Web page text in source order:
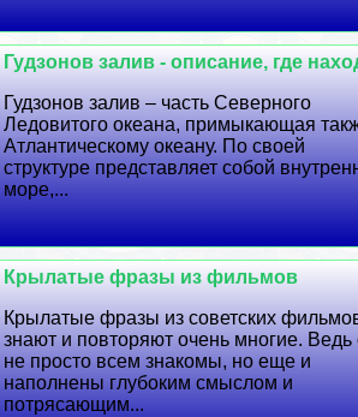
Гудзонов залив - описание, где
Гудзонов залив – часть Северного
Ледовитого океана, примыкающая
Атлантическому океану. По своей
структуре представляет собой
море,...
Крылатые фразы из фильмов
Крылатые фразы из советских
знают и повторяют очень многие. Ведь
не просто всем знакомы, но еще и
наполнены глубоким смыслом и
потрясающим...